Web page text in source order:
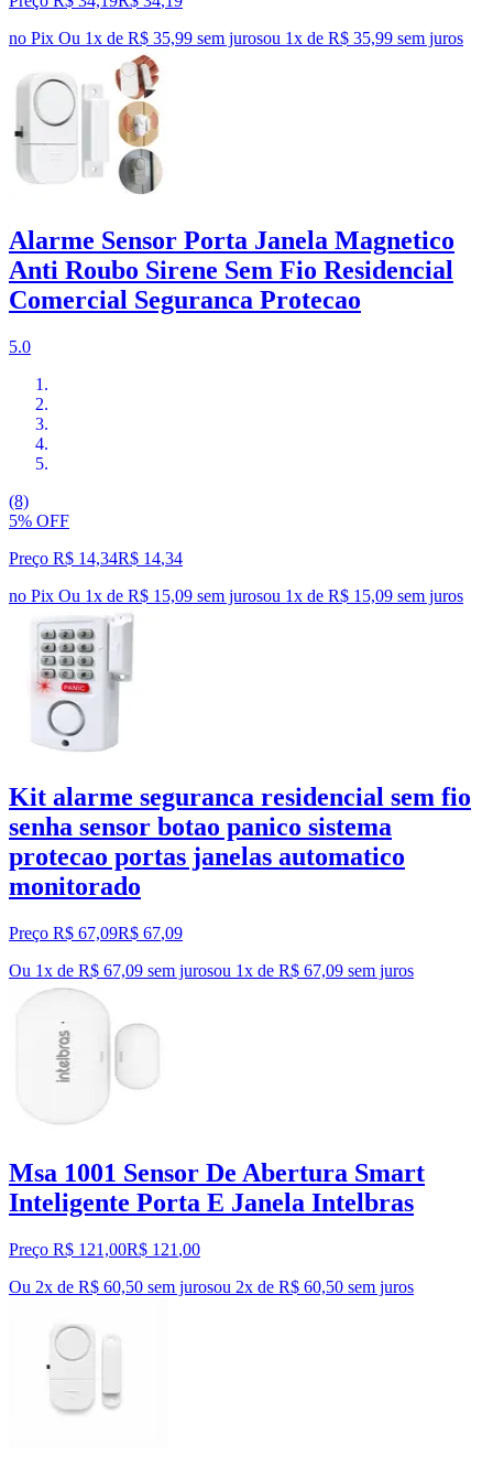
no Pix Ou 1x de R$ 35,99 sem jurosou 1x de R$ 35,99 sem juros
Alarme Sensor Porta Janela Magnetico
Anti Roubo Sirene Sem Fio Residencial
Comercial Seguranca Protecao
5.0
(8)
5% OFF
Preço R$ 14,34R$ 14,34
no Pix Ou 1x de R$ 15,09 sem jurosou 1x de R$ 15,09 sem juros
Kit alarme seguranca residencial sem fio
senha sensor botao panico sistema
protecao portas janelas automatico
monitorado
Preço R$ 67,09R$ 67,09
Ou 1x de R$ 67,09 sem jurosou 1x de R$ 67,09 sem juros
Msa 1001 Sensor De Abertura Smart
Inteligente Porta E Janela Intelbras
Preço R$ 121,00R$ 121 ,00
Ou 2x de R$ 60,50 sem jurosou 2x de R$ 60,50 sem juros